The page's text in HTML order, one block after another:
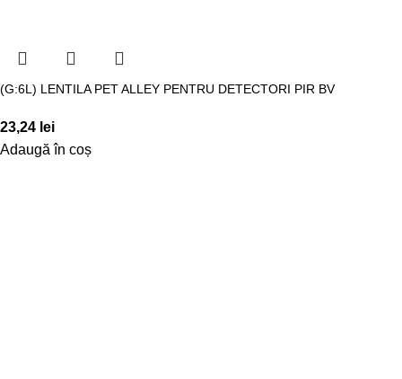
(G:6L) LENTILA PET ALLEY PENTRU DETECTORI PIR BV
23,24 lei
Adaugă în coș